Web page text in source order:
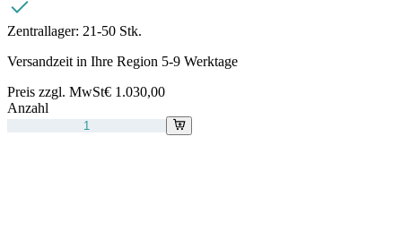
Zentrallager: 21-50 Stk.
Versandzeit in Ihre Region 5-9 Werktage
Preis zzgl. MwSt€ 1.030,00
Anzahl